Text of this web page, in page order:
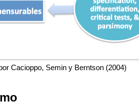
Cacioppo, Semin y Berntson (2004)